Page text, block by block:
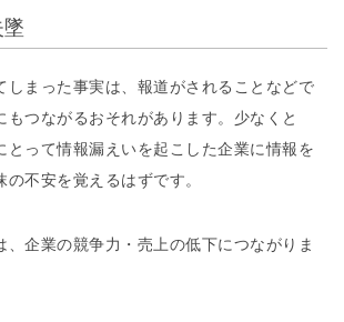
しまった事実は、報道がされることなどで
もつながるおそれがあります。少なくと
とって情報漏えいを起こした企業に情報を
不安を覚えるはずです。
、企業の競争力・売上の低下につながりま